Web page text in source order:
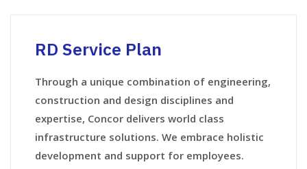
RD Service Plan
Through a unique combination of engineering,
construction and design disciplines and
expertise, Concor delivers world class
infrastructure solutions. We embrace holistic
development and support for employees.